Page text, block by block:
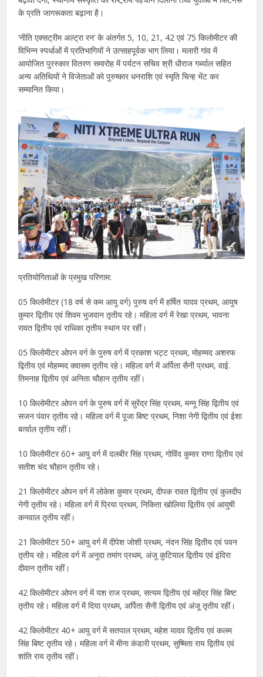
के प्रति जागरूकता बढ़ाना है।
‘नीति एक्सट्रीम अल्ट्रा रन’ के अंतर्गत 5, 10, 21, 42 एवं 75 किलोमीटर की
विभिन्न स्पर्धाओं में प्रतिभागियों ने उत्साहपूर्वक भाग लिया। मलारी गांव में
आयोजित पुरस्कार वितरण समारोह में पर्यटन सचिव श्री धीराज गर्ब्याल सहित
अन्य अतिथियों ने विजेताओं को पुरुष्कार धनराशि एवं स्मृति चिन्ह भेंट कर
सम्मानित किया।
प्रतियोगिताओं के प्रमुख परिणाम:
05 किलोमीटर (18 वर्ष से कम आयु वर्ग) पुरुष वर्ग में हर्षित यादव प्रथम, आयुष
कुमार द्वितीय एवं शिवम भुजवान तृतीय रहे। महिला वर्ग में रेखा प्रथम, भावना
रावत द्वितीय एवं राधिका तृतीय स्थान पर रहीं।
05 किलोमीटर ओपन वर्ग के पुरुष वर्ग में प्रकाश भट्ट प्रथम, मोहम्मद अशरफ
द्वितीय एवं मोहम्मद क्वासम तृतीय रहे। महिला वर्ग में अर्पिता सैनी प्रथम, वाई.
तिमनाह द्वितीय एवं अनिता चौहान तृतीय रहीं।
10 किलोमीटर ओपन वर्ग के पुरुष वर्ग में सुरेंद्र सिंह प्रथम, मन्नू सिंह द्वितीय एवं
सजन पंवार तृतीय रहे। महिला वर्ग में पूजा बिष्ट प्रथम, निशा नेगी द्वितीय एवं ईशा
बर्त्वाल तृतीय रहीं।
10 किलोमीटर 60+ आयु वर्ग में दलबीर सिंह प्रथम, गोविंद कुमार राणा द्वितीय एवं
सतीश चंद चौहान तृतीय रहे।
21 किलोमीटर ओपन वर्ग में लोकेश कुमार प्रथम, दीपक रावत द्वितीय एवं कुलदीप
नेगी तृतीय रहे। महिला वर्ग में प्रिया प्रथम, निकिता खोलिया द्वितीय एवं आयुषी
कनवाल तृतीय रहीं।
21 किलोमीटर 50+ आयु वर्ग में दीपेश जोशी प्रथम, नंदन सिंह द्वितीय एवं पवन
तृतीय रहे। महिला वर्ग में अनुदा तमांग प्रथम, अंजू कुटियाल द्वितीय एवं इंदिरा
दीवान तृतीय रहीं।
42 किलोमीटर ओपन वर्ग में यश राज प्रथम, सत्यम द्वितीय एवं महेंद्र सिंह बिष्ट
तृतीय रहे। महिला वर्ग में दिया प्रथम, अर्पिता सैनी द्वितीय एवं अंजू तृतीय रहीं।
42 किलोमीटर 40+ आयु वर्ग में सतपाल प्रथम, महेश यादव द्वितीय एवं कलम
सिंह बिष्ट तृतीय रहे। महिला वर्ग में मीना कंडारी प्रथम, सुष्मिता राय द्वितीय एवं
शांति राय तृतीय रहीं।